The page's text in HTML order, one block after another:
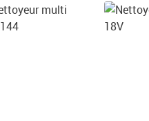
Prix
Prix